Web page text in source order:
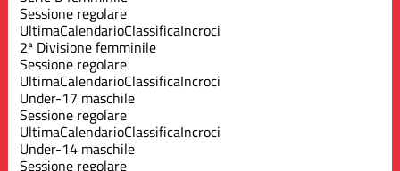
Sessione regolare
UltimaCalendarioClassificaIncroci
2ª Divisione femminile
Sessione regolare
UltimaCalendarioClassificaIncroci
Under-17 maschile
Sessione regolare
UltimaCalendarioClassificaIncroci
Under-14 maschile
Sessione regolare